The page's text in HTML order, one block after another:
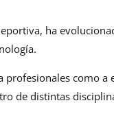
ha
como a
de distintas